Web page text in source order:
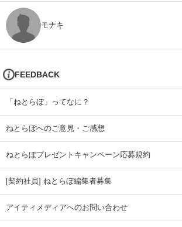
モナキ
FEEDBACK
「ねとらぼ」ってなに？
ねとらぼへのご意見・ご感想
ねとらぼプレゼントキャンペーン応募規約
[契約社員] ねとらぼ編集者募集
アイティメディアへのお問い合わせ